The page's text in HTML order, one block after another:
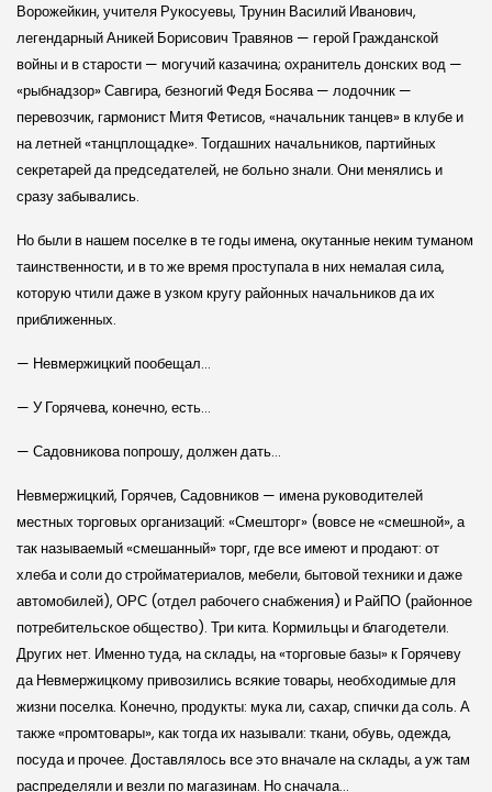
Ворожейкин, учителя Рукосуевы, Трунин Василий Иванович,
легендарный Аникей Борисович Травянов — герой Гражданской
войны и в старости — могучий казачина; охранитель донских вод —
«рыбнадзор» Савгира, безногий Федя Босява — лодочник —
перевозчик, гармонист Митя Фетисов, «начальник танцев» в клубе и
на летней «танцплощадке». Тогдашних начальников, партийных
секретарей да председателей, не больно знали. Они менялись и
сразу забывались.
Но были в нашем поселке в те годы имена, окутанные неким туманом
таинственности, и в то же время проступала в них немалая сила,
которую чтили даже в узком кругу районных начальников да их
приближенных.
— Невмержицкий пообещал…
— У Горячева, конечно, есть…
— Садовникова попрошу, должен дать…
Невмержицкий, Горячев, Садовников — имена руководителей
местных торговых организаций: «Смешторг» (вовсе не «смешной», а
так называемый «смешанный» торг, где все имеют и продают: от
хлеба и соли до стройматериалов, мебели, бытовой техники и даже
автомобилей), ОРС (отдел рабочего снабжения) и РайПО (районное
потребительское общество). Три кита. Кормильцы и благодетели.
Других нет. Именно туда, на склады, на «торговые базы» к Горячеву
да Невмержицкому привозились всякие товары, необходимые для
жизни поселка. Конечно, продукты: мука ли, сахар, спички да соль. А
также «промтовары», как тогда их называли: ткани, обувь, одежда,
посуда и прочее. Доставлялось все это вначале на склады, а уж там
распределяли и везли по магазинам. Но сначала…